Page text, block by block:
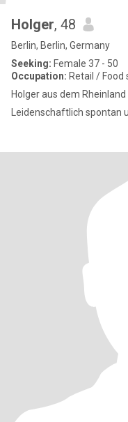
Holger, 48
Berlin, Berlin, Germany
Seeking: Female 37 - 50
Occupation: Retail / Food
Holger aus dem
Leidenschaftlich spontan